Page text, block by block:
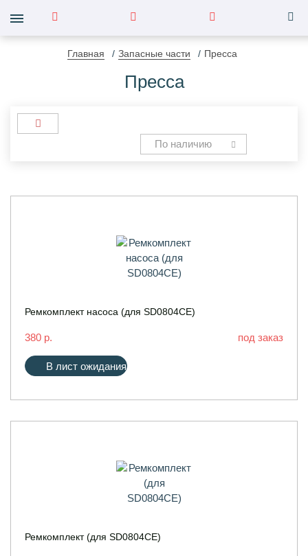
Главная Запасные части Пресса
Пресса
По наличию
Ремкомплект насоса (для SD0804CE)
380 р. под заказ
В лист ожидания
Ремкомплект (для SD0804CE)